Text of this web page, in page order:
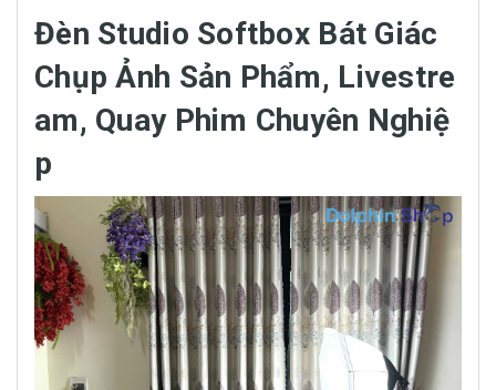
Đèn Studio Softbox Bát Giác
Chụp Ảnh Sản Phẩm, Livestre
am, Quay Phim Chuyên Nghiệ
p